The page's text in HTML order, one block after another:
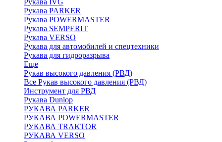
Рукава IVG
Рукава PARKER
Рукава POWERMASTER
Рукава SEMPERIT
Рукава VERSO
Рукава для автомобилей и спецтехники
Рукава для гидроразрыва
Еще
Рукав высокого давления (РВД)
Все Рукав высокого давления (РВД)
Инструмент для РВД
Рукава Dunlop
РУКАВА PARKER
РУКАВА POWERMASTER
РУКАВА TRAKTOR
РУКАВА VERSO